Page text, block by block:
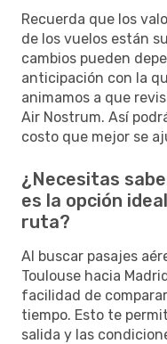
Recuerda que los
de los vuelos están
cambios pueden
anticipación con la
animamos a que
Air Nostrum. Así
costo que mejor se
¿Necesitas
es la opción
ruta?
Al buscar pasajes
Toulouse hacia
facilidad de
tiempo. Esto te
salida y las